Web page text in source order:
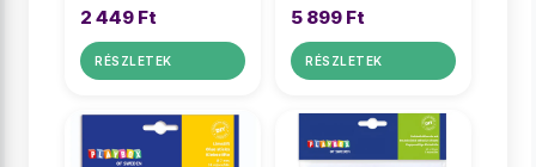
2 449 Ft
RÉSZLETEK
5 899 Ft
RÉSZLETEK